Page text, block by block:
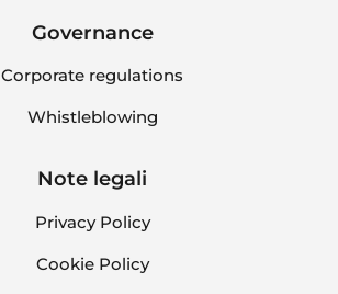
Governance
Corporate regulations
Whistleblowing
Note legali
Privacy Policy
Cookie Policy